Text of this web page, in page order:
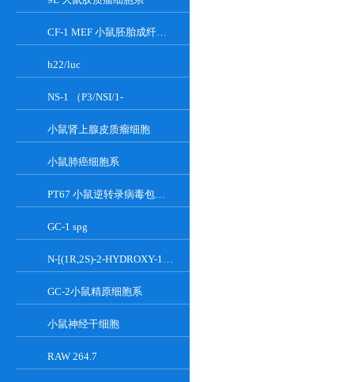
CF-1 MEF 小鼠胚胎成纤维细胞系
h22/luc
NS-1 （P3/NSI/1-
小鼠肾上腺皮质瘤细胞
小鼠肺癌细胞系
PT67 小鼠逆转录病毒包装细胞系
GC-1 spg
N-[(1R,2S)-2-HYDROXY-1-HYDROXYMETHYL-2-(2-TRIDECYL-1-CYCLOPROPENYL)ETHYL]OCT;GT-11
GC-2小鼠精原细胞系
小鼠神经干细胞
RAW 264.7